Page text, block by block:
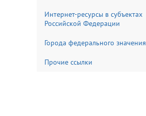
Интернет-ресурсы в субъектах
Российской Федерации
Города федерального значения
Прочие ссылки